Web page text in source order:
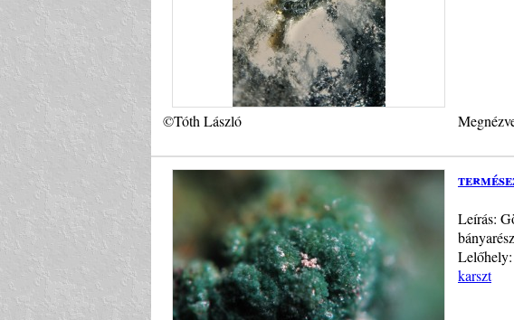
©Tóth László
Leírás:
bányarész
Lelőhely:
karszt